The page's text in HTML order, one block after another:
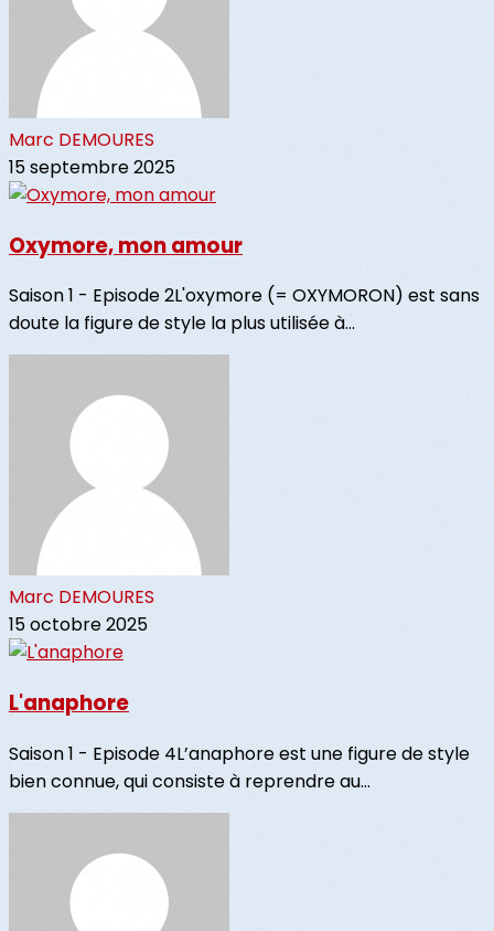
Marc DEMOURES
15 septembre 2025
Oxymore, mon amour
Saison 1 - Episode 2L'oxymore (= OXYMORON) est sans
doute la figure de style la plus utilisée à...
Marc DEMOURES
15 octobre 2025
L'anaphore
Saison 1 - Episode 4L’anaphore est une figure de style
bien connue, qui consiste à reprendre au...